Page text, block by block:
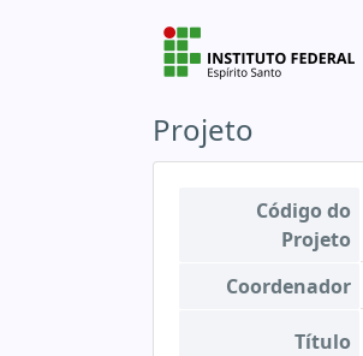
Projeto
Código do
Projeto
Coordenador
Título